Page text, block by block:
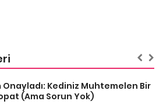
Onayladı: Kediniz Muhtemelen Bir
(Ama Sorun Yok)